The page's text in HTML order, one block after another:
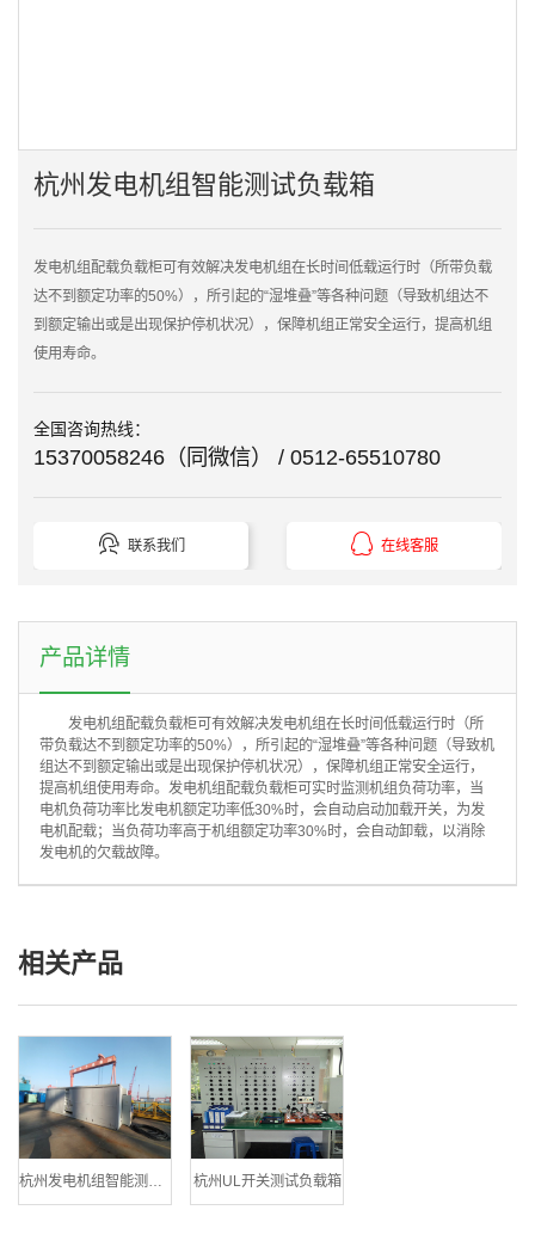
 点击查看大图
杭州发电机组智能测试负载箱
发电机组配载负载柜可有效解决发电机组在长时间低载运行时（所带负载
达不到额定功率的50%），所引起的“湿堆叠”等各种问题（导致机组达不
到额定输出或是出现保护停机状况），保障机组正常安全运行，提高机组
使用寿命。
全国咨询热线：
15370058246（同微信） / 0512-65510780
 联系我们  在线客服
产品详情
发电机组配载负载柜可有效解决发电机组在长时间低载运行时（所
带负载达不到额定功率的50%），所引起的“湿堆叠”等各种问题（导致机
组达不到额定输出或是出现保护停机状况），保障机组正常安全运行，
提高机组使用寿命。发电机组配载负载柜可实时监测机组负荷功率，当
电机负荷功率比发电机额定功率低30%时，会自动启动加载开关，为发
电机配载；当负荷功率高于机组额定功率30%时，会自动卸载，以消除
发电机的欠载故障。
相关产品
杭州UL开关测试负载箱